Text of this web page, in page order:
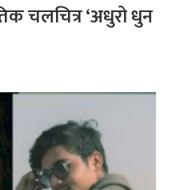
चलचित्र ‘अधुरो धुन